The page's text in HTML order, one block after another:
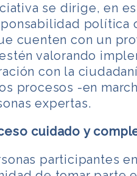
se dirige, en
política
cuenten con un
valorando
con la
procesos -en
expertas.
cuidado y
participantes en